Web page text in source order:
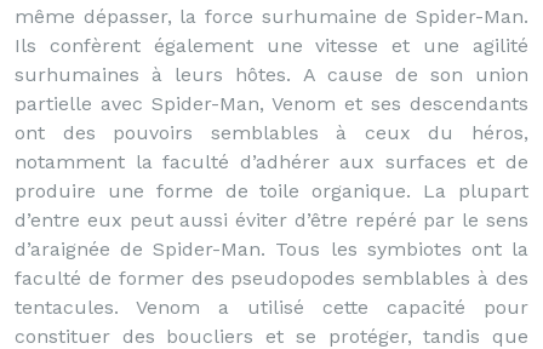
même dépasser, la force surhumaine de Spider-Man.
Ils confèrent également une vitesse et une agilité
surhumaines à leurs hôtes. A cause de son union
partielle avec Spider-Man, Venom et ses descendants
ont des pouvoirs semblables à ceux du héros,
notamment la faculté d’adhérer aux surfaces et de
produire une forme de toile organique. La plupart
d’entre eux peut aussi éviter d’être repéré par le sens
d’araignée de Spider-Man. Tous les symbiotes ont la
faculté de former des pseudopodes semblables à des
tentacules. Venom a utilisé cette capacité pour
constituer des boucliers et se protéger, tandis que